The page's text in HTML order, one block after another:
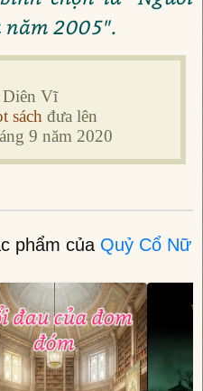
năm 2005".
Vĩ
sách đưa lên
9 năm 2020
phẩm của Quỷ Cổ Nữ